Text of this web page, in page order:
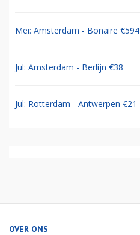
Mei: Amsterdam - Bonaire €594
Jul: Amsterdam - Berlijn €38
Jul: Rotterdam - Antwerpen €21
OVER ONS